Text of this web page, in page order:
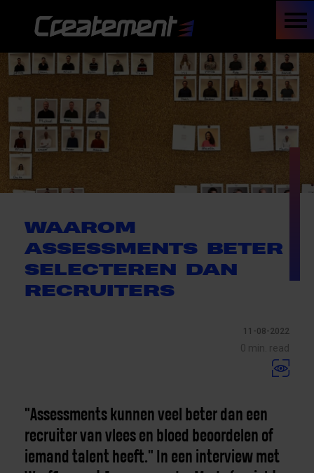
WAAROM
ASSESSMENTS BETER
SELECTEREN DAN
RECRUITERS
11-08-2022
0 min. read
"Assessments kunnen veel beter dan een
recruiter van vlees en bloed beoordelen of
iemand talent heeft." In een interview met